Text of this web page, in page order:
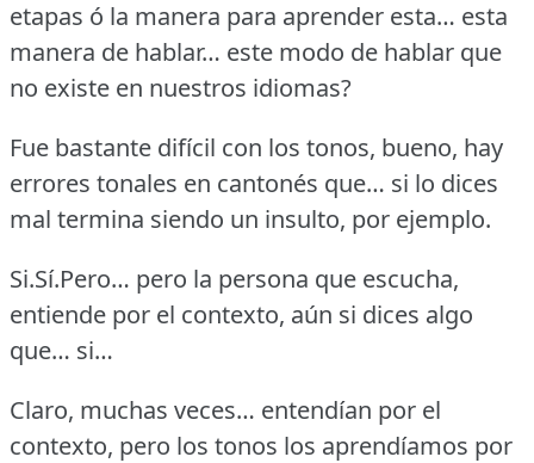
etapas ó la manera para aprender esta… esta
manera de hablar… este modo de hablar que
no existe en nuestros idiomas?
Fue bastante difícil con los tonos, bueno, hay
errores tonales en cantonés que… si lo dices
mal termina siendo un insulto, por ejemplo.
Si.Sí.Pero… pero la persona que escucha,
entiende por el contexto, aún si dices algo
que… si…
Claro, muchas veces… entendían por el
contexto, pero los tonos los aprendíamos por